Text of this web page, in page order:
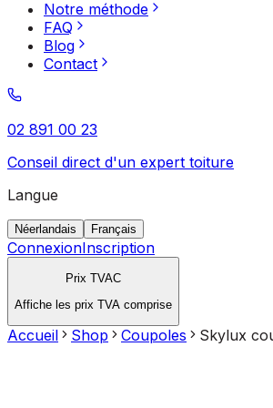
Notre méthode
FAQ
Blog
Contact
02 891 00 23
Conseil direct d'un expert toiture
Langue
Néerlandais Français
ConnexionInscription
Prix TVAC
Affiche les prix TVA comprise
Accueil Shop Coupoles Skylux